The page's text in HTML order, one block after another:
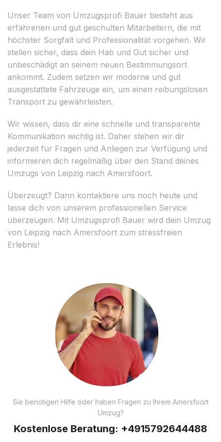
Unser Team von Umzugsprofi Bauer besteht aus
erfahrenen und gut geschulten Mitarbeitern, die mit
höchster Sorgfalt und Professionalität vorgehen. Wir
stellen sicher, dass dein Hab und Gut sicher und
unbeschädigt an seinem neuen Bestimmungsort
ankommt. Zudem setzen wir moderne und gut
ausgestattete Fahrzeuge ein, um einen reibungslosen
Transport zu gewährleisten.
Wir wissen, dass dir eine schnelle und transparente
Kommunikation wichtig ist. Daher stehen wir dir
jederzeit für Fragen und Anliegen zur Verfügung und
informieren dich regelmäßig über den Stand deines
Umzugs von Leipzig nach Amersfoort.
Überzeugt? Dann kontaktiere uns noch heute und
lasse dich von unserem professionellen Service
überzeugen. Mit Umzugsprofi Bauer wird dein Umzug
von Leipzig nach Amersfoort zum stressfreien
Erlebnis!
Sie benötigen Hilfe oder haben Fragen zu Ihrem Amersfoort
Umzug?
Kostenlose Beratung: +4915792644488